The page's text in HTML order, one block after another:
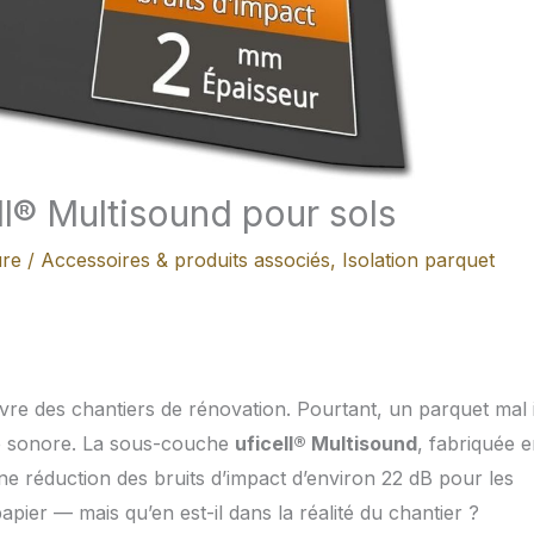
Multisound pour sols
/ Accessoires & produits associés, Isolation parquet
des chantiers de rénovation. Pourtant, un parquet mal
La sous-couche uficell® Multisound, fabriquée
réduction des bruits d’impact d’environ 22 dB pour les
— mais qu’en est-il dans la réalité du chantier ?